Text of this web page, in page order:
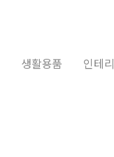
생활용품 인테